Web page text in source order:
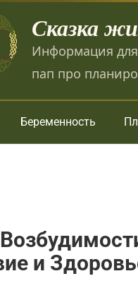
Сказка
Информация
пап про
Беременность
и